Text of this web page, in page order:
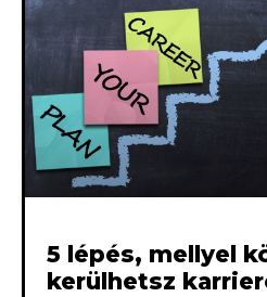
5 lépés, mellyel
kerülhetsz